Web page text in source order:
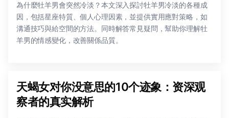
為什麼牡羊男會突然冷淡？本文深入探討牡羊男冷淡的各種成
因，包括星座特質、個人心理因素，並提供實用應對策略，如
溝通技巧與給空間的方法。同時解答常見疑問，幫助你理解牡
羊男的情感變化，改善關係品質。
天蝎女对你没意思的10个迹象：资深观
察者的真实解析